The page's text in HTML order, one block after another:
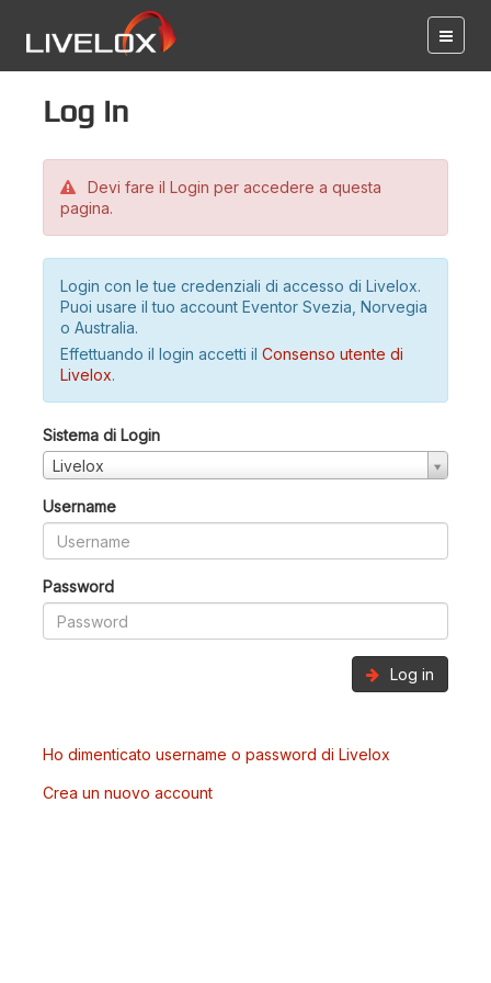
Log in
Devi fare il Login per accedere a questa
pagina.
Login con le tue credenziali di accesso di Livelox.
Puoi usare il tuo account Eventor Svezia, Norvegia
o Australia.
Effettuando il login accetti il Consenso utente di
Livelox.
Sistema di Login
Livelox
Username
Password
Log in
Ho dimenticato username o password di Livelox
Crea un nuovo account